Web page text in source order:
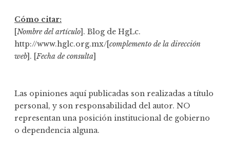
Cómo citar:
[Nombre del artículo]. Blog de HgLc.
http://www.hglc.org.mx/[complemento de la dirección
web]. [Fecha de consulta]
Las opiniones aquí publicadas son realizadas a título
personal, y son responsabilidad del autor. NO
representan una posición institucional de gobierno
o dependencia alguna.